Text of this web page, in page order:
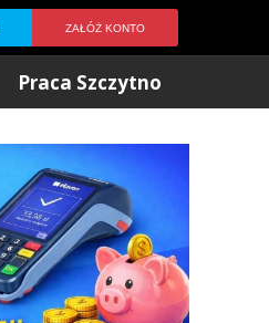
ZAŁÓŻ KONTO
Praca Szczytno